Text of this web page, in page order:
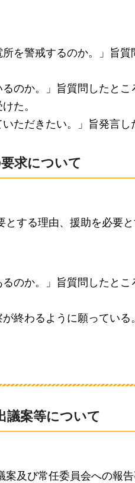
を警戒するのか。」旨
のか。」旨質問したと
た。
ただきたい。」旨発言し
求について
する理由、援助を必要
のか。」旨質問したと
終わるように願っている
議案等について
案及び常任委員会への報